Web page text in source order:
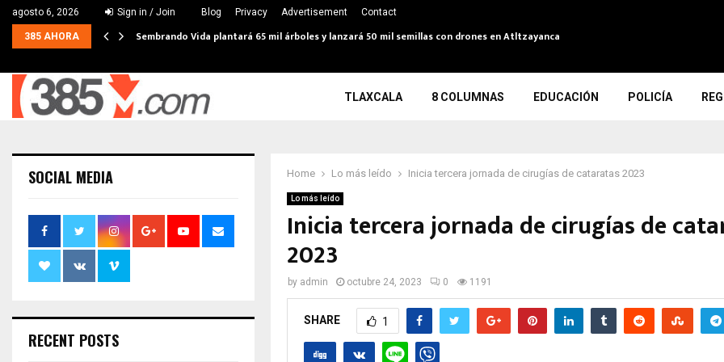
agosto 6, 2026 Sign in / Join Blog Privacy Advertisement Contact
385 AHORA Sembrando Vida plantará 65 mil árboles y lanzará 50 mil semillas con drones en Atltzayanca
TLAXCALA 8 COLUMNAS EDUCACIÓN POLICÍA
Home Lo más leído Inicia tercera jornada de cirugías de cataratas 2023
Lo más leído
Inicia tercera jornada de cirugías de
2023
by admin octubre 24, 2023 0 1191
SHARE 1
SOCIAL MEDIA
RECENT POSTS